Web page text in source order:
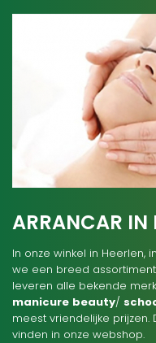
ARRANCAR IN
In onze winkel in Heerlen,
we een breed
leveren alle bekende
manicure beauty/
meest vriendelijke
vinden in onze webshop.